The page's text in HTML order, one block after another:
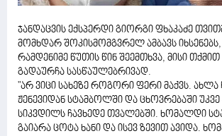
ჯანდაცვის ექსპერდი გიორგი ფხაკაძე
მომხდარ შოკისმომგვრელ ამბავს
რამდენიმე წუთის წინ შეემთხვა, მისი
გადაურჩა სასწაულებრივად.
"არ ვიცი სახეზე როგორი ფერი მაქვს.
ჟენევიდან სტამბოლში და ცხოვრებაში
სიკვდილს ჩავხედე თვალებში. ხომალდი
გაიარა ცოტა ხანი და ისევ ზევით ავიდა.